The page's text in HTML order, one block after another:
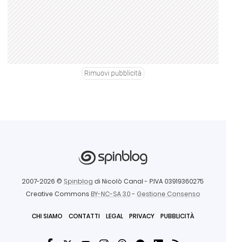
Rimuovi pubblicità
2007-2026 © Spinblog di Nicolò Canal - P.IVA 03919360275
Creative Commons BY-NC-SA 3.0- Gestione Consenso
CHI SIAMO CONTATTI LEGAL PRIVACY PUBBLICITÀ